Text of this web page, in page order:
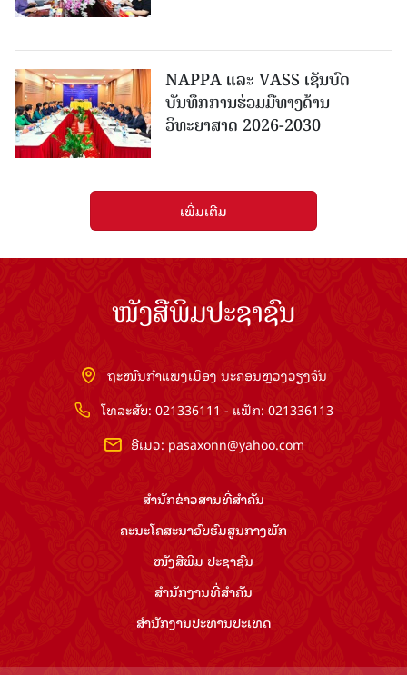
NAPPA ແລະ VASS ເຊັນບົດ
ບັນທຶກການຮ່ວມມືທາງດ້ານ
ວິທະຍາສາດ 2026-2030
ເພີ່ມເຕີມ
ໜັງສືພິມປະຊາຊົນ
ຖະໜົນກຳແພງເມືອງ ນະຄອນຫຼວງວຽງຈັນ
ໂທລະສັບ: 021336111 - ແຟັກ: 021336113
ອີເມວ: pasaxonn@yahoo.com
ສຳ​ນັກ​ຂ່າວ​ສານ​ທີ່​ສຳ​ຄັນ​
ຄະນະໂຄສະນາອົບຮົມ​ສູນ​ກາງ​ພັກ
ໜັງສືພິມ ປະ​ຊາ​ຊົນ
ສຳ​ນັກ​ງານ​ທີ່​ສຳ​ຄັນ
ສຳ​ນັກ​ງານ​ປະ​ທານ​ປະ​ເທດ